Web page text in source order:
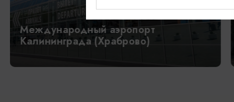
Международный аэропорт
Калининграда (Храброво)